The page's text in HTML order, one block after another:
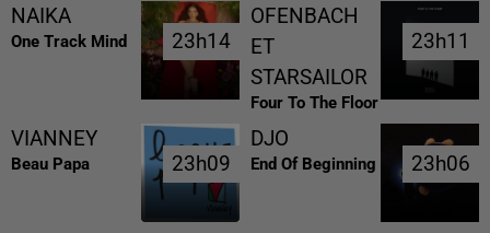
NAIKA
One Track Mind 23h14
23h14
OFENBACH
ET
STARSAILOR
Four To The Floor
23h11
23h11
VIANNEY
Beau Papa 23h09
23h09
DJO
End Of Beginning 23h06
23h06